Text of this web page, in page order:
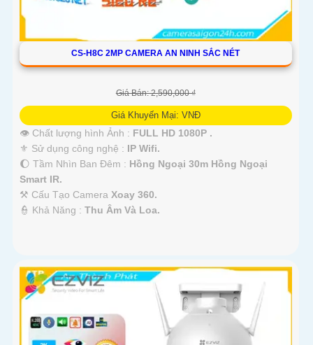
CS-H8C 2MP CAMERA AN NINH SẮC NÉT
Giá Bán: 2,590,000 ₫
Giá Khuyến Mại: VNĐ
👁 Chất lượng hình Ảnh : FULL HD 1080P .
⚜️ Sử dụng công nghệ : IP Wifi.
🌔 Tầm Nhìn Ban Đêm : Hồng Ngoại 30m Hồng Ngoại
Smart IR.
⚒ Cấu Tạo Camera Xoay 360.
️👮 Khả Năng : Thu Âm Và Loa.